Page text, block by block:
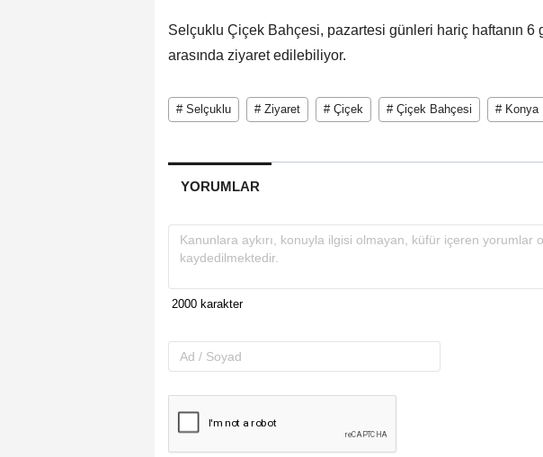
Selçuklu Çiçek Bahçesi, pazartesi günleri hariç haftanın 6
arasında ziyaret edilebiliyor.
# Selçuklu # Ziyaret # Çiçek # Çiçek Bahçesi # Konya
YORUMLAR